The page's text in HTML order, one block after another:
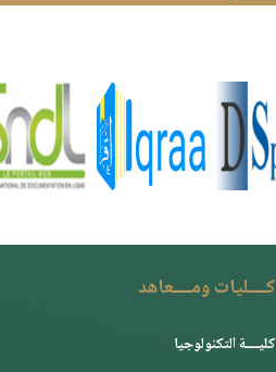
كــــليات ومــــعاهد
كليــــة التكنولوجيا